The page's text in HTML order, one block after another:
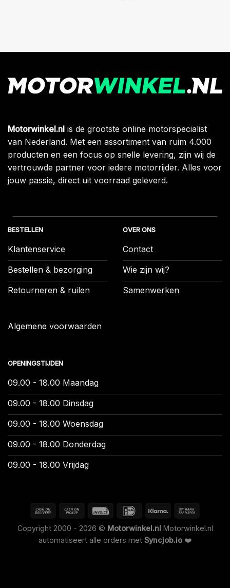
Motorwinkel.nl is de grootste online motorspecialist
van Nederland. Met een assortiment van ruim 4.000
producten en een focus op snelle levering, zijn wij de
vertrouwde partner voor iedere motorrijder. Alles voor
jouw passie, direct uit voorraad geleverd.
BESTELLEN
Klantenservice
Bestellen & bezorging
Retourneren & ruilen
Algemene voorwaarden
OVER ONS
Contact
Wie zijn wij?
Samenwerken
OPENINGSTIJDEN
09.00 - 18.00 Maandag
09.00 - 18.00 Dinsdag
09.00 - 18.00 Woensdag
09.00 - 18.00 Donderdag
09.00 - 18.00 Vrijdag
Copyright 2000 - 2026 © Motorwinkel.nl Motorwinkel.nl
automatiseert alle orders met Syncjob.io ❤️